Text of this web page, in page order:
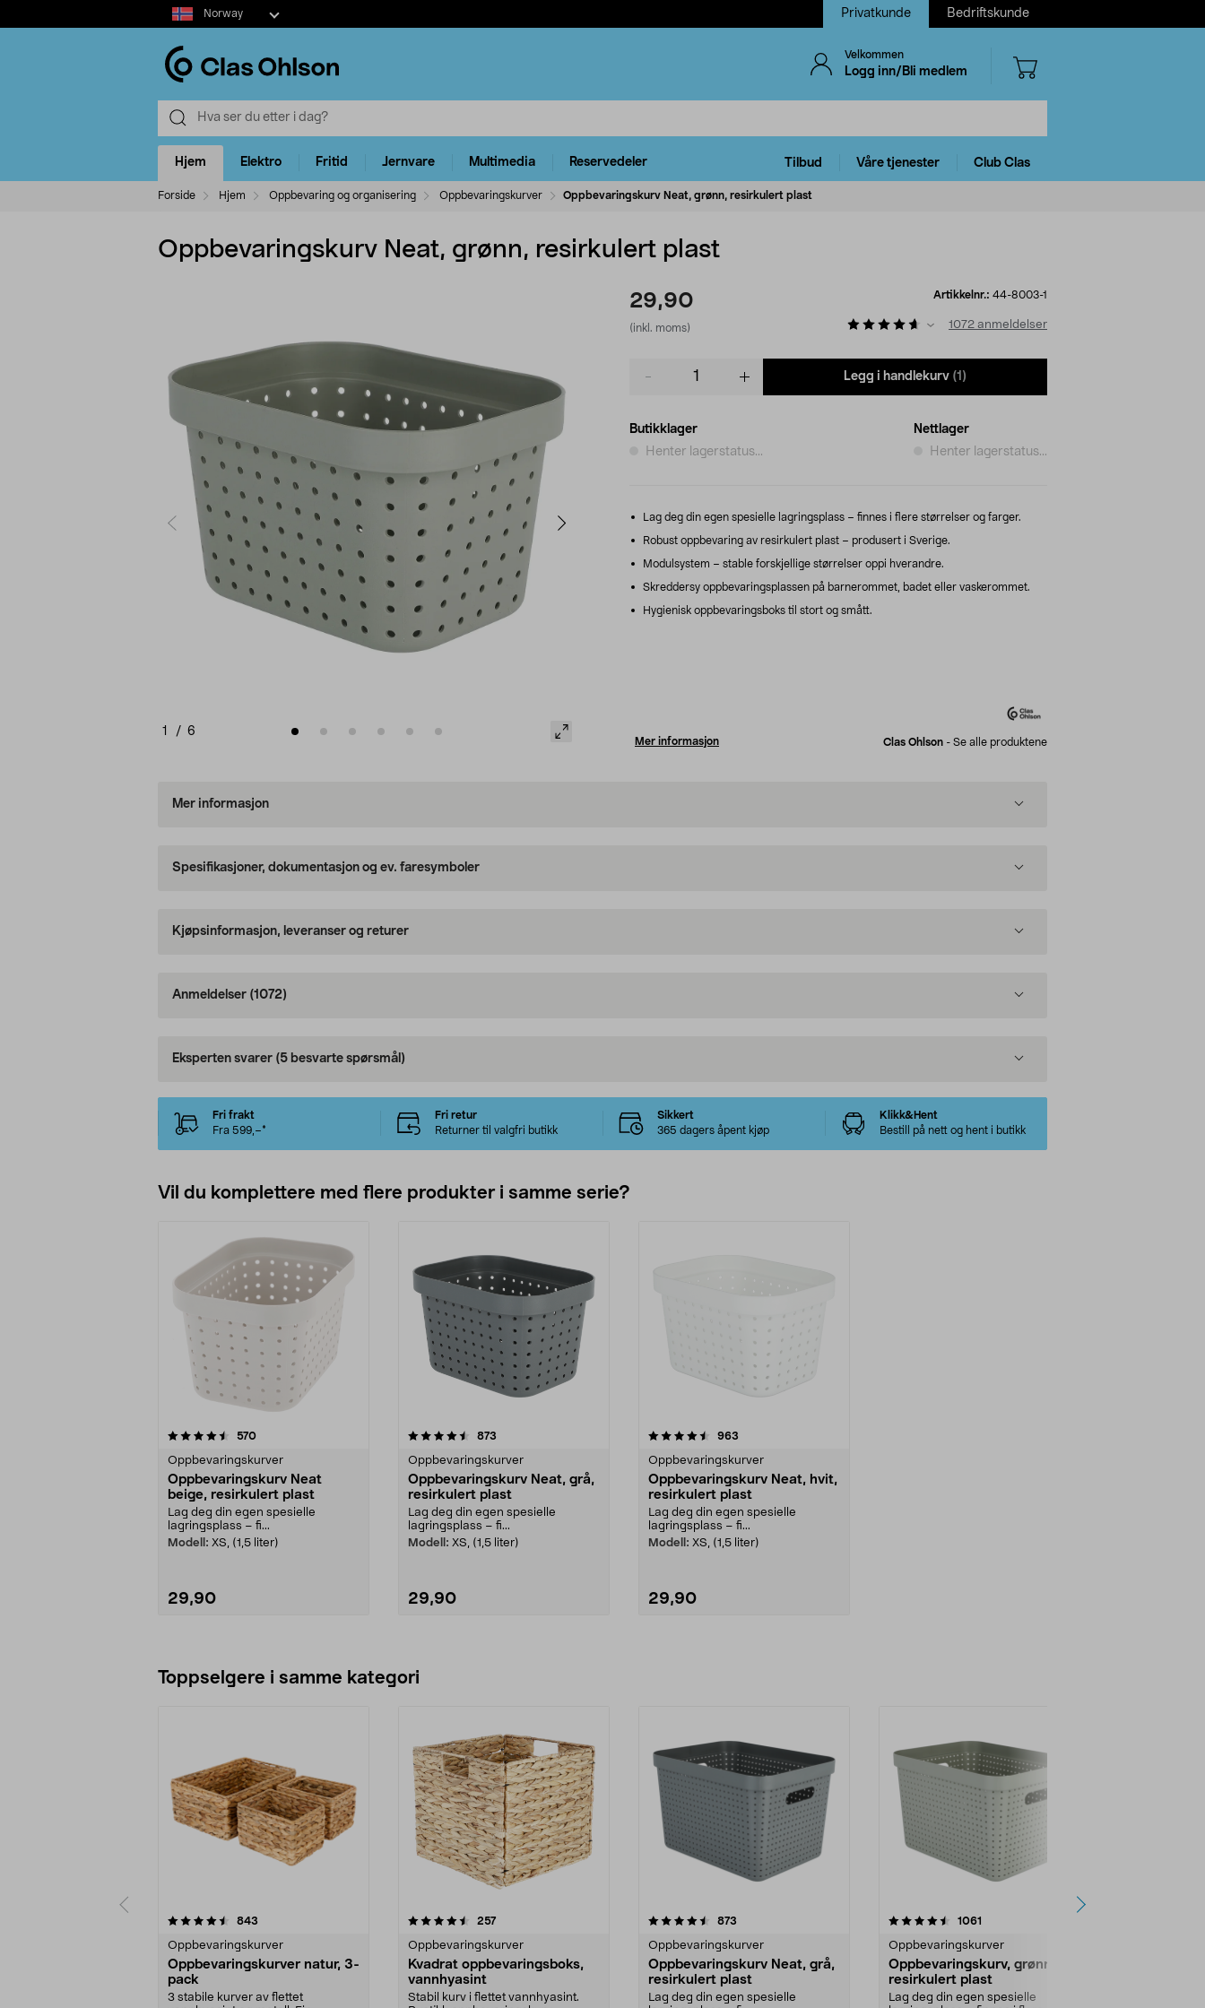
Select
market
Norway Privatkunde Bedriftskunde
Velkommen
Logg inn/Bli medlem
Hjem Elektro Fritid Jernvare Multimedia Reservedeler Tilbud Våre tjenester Club Clas
Forside Hjem Oppbevaring og organisering Oppbevaringskurver Oppbevaringskurv Neat, grønn, resirkulert plast
Oppbevaringskurv Neat, grønn, resirkulert plast
1 / 6
29,90
(inkl. moms)
Artikkelnr.: 44-8003-1
1072 anmeldelser
Legg i handlekurv (1)
Butikklager
Henter lagerstatus...
Nettlager
Henter lagerstatus...
Lag deg din egen spesielle lagringsplass – finnes i flere størrelser og farger.
Robust oppbevaring av resirkulert plast – produsert i Sverige.
Modulsystem – stable forskjellige størrelser oppi hverandre.
Skreddersy oppbevaringsplassen på barnerommet, badet eller vaskerommet.
Hygienisk oppbevaringsboks til stort og smått.
Mer informasjon Clas Ohlson - Se alle produktene
Mer informasjon
Spesifikasjoner, dokumentasjon og ev. faresymboler
Kjøpsinformasjon, leveranser og returer
Anmeldelser (1072)
Eksperten svarer (5 besvarte spørsmål)
Fri frakt
Fra 599,–*
Fri retur
Returner til valgfri butikk
Sikkert
365 dagers åpent kjøp
Klikk&Hent
Bestill på nett og hent i butikk
Vil du komplettere med flere produkter i samme serie?
570anmeldelser
Oppbevaringskurver
Oppbevaringskurv Neat
beige, resirkulert plast
Lag deg din egen spesielle
lagringsplass – fi...
Modell: XS, (1,5 liter)
29,90
4.5av 5 stjerner 873
Oppbevaringskurver
Oppbevaringskurv Neat, grå,
resirkulert plast
Lag deg din egen spesielle
lagringsplass – fi...
Modell: XS, (1,5 liter)
29,90
4.5av 5 stjerner 963
Oppbevaringskurver
Oppbevaringskurv Neat, hvit,
resirkulert plast
Lag deg din egen spesielle
lagringsplass – fi...
Modell: XS, (1,5 liter)
29,90
Toppselgere i samme kategori
843
Oppbevaringskurver
Oppbevaringskurver natur, 3-
pack
3 stabile kurver av flettet
4.5 av 5 stjerner 257anmeldelser
Oppbevaringskurver
Kvadrat oppbevaringsboks,
vannhyasint
Stabil kurv i flettet vannhyasint.
4.5 av 5 stjerner 873
Oppbevaringskurver
Oppbevaringskurv Neat, grå,
resirkulert plast
Lag deg din egen spesielle
4.5 av 5 stjerner 1061
Oppbevaringskurver
Oppbevaringskurv, grønn,
resirkulert plast
Lag deg din egen spesielle
4.5 av 5 stjerner